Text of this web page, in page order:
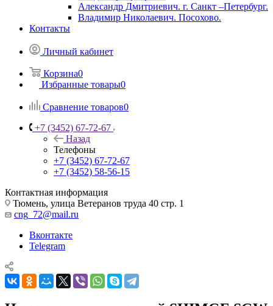
Александр Дмитриевич. г. Санкт –Петербург.
Владимир Николаевич. Посохово.
Контакты
Личный кабинет
Корзина0
Избранные товары0
Сравнение товаров0
+7 (3452) 67-72-67
Назад
Телефоны
+7 (3452) 67-72-67
+7 (3452) 58-56-15
Контактная информация
Тюмень, улица Ветеранов труда 40 стр. 1
cng_72@mail.ru
Вконтакте
Telegram